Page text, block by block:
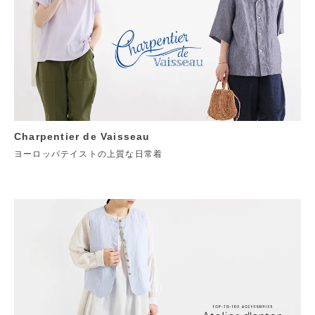
Charpentier de Vaisseau
ヨーロッパテイストの上質な日常着